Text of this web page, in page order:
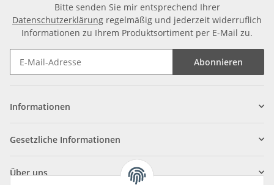
Bitte senden Sie mir entsprechend Ihrer
Datenschutzerklärung regelmäßig und jederzeit widerruflich
Informationen zu Ihrem Produktsortiment per E-Mail zu.
Abonnieren
Informationen
Gesetzliche Informationen
Über uns